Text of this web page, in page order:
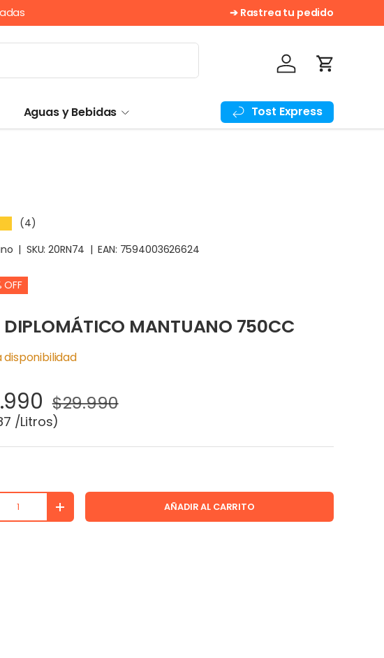
¡Despacho Gratis! En
➔ Rastrea tu pedido
Iniciar sesión
Carrito
Aguas y Bebidas Tost Express
(4)
| SKU: 20RN74 |EAN: 7594003626624
OFF
DIPLOMÁTICO MANTUANO 750CC
disponibilidad
$29.990
unitario
/Litros
CANTIDADAUMENTAR LA CANTIDADAÑADIR AL CARRITO